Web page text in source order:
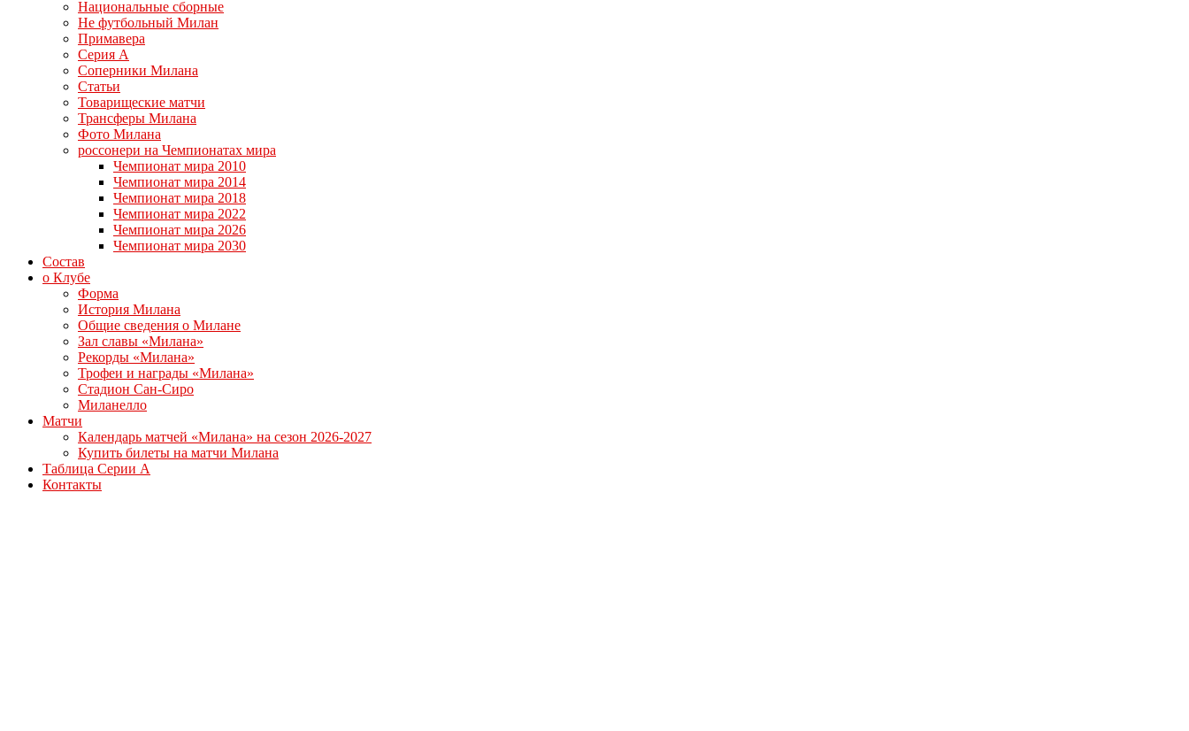
Национальные сборные
Не футбольный Милан
Примавера
Серия А
Соперники Милана
Статьи
Товарищеские матчи
Трансферы Милана
Фото Милана
россонери на Чемпионатах мира
Чемпионат мира 2010
Чемпионат мира 2014
Чемпионат мира 2018
Чемпионат мира 2022
Чемпионат мира 2026
Чемпионат мира 2030
Состав
о Клубе
Форма
История Милана
Общие сведения о Милане
Зал славы «Милана»
Рекорды «Милана»
Трофеи и награды «Милана»
Стадион Сан-Сиро
Миланелло
Матчи
Календарь матчей «Милана» на сезон 2026-2027
Купить билеты на матчи Милана
Таблица Серии А
Контакты